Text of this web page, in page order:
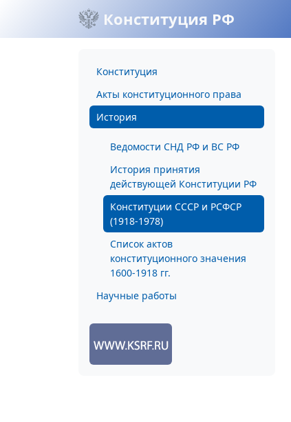
Конституция РФ
Конституция
Акты конституционного права
История
Ведомости СНД РФ и ВС РФ
История принятия
действующей Конституции РФ
Конституции СССР и РСФСР
(1918-1978)
Список актов
конституционного значения
1600-1918 гг.
Научные работы